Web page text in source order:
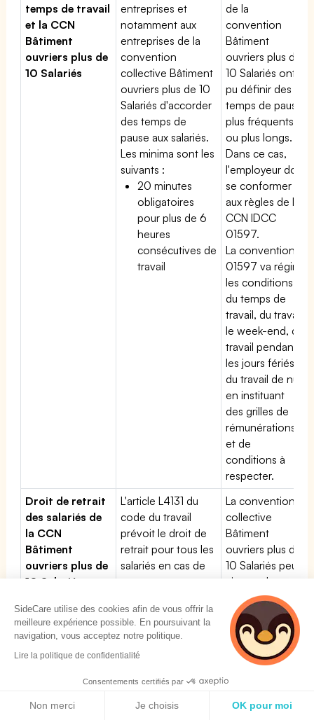
temps de travail
et la CCN
Bâtiment
ouvriers plus de
10 Salariés
entreprises et
notamment aux
entreprises de la
convention
collective Bâtiment
ouvriers plus de 10
Salariés d'accorder
des temps de
pause aux salariés.
Les minima sont les
suivants :
20 minutes
obligatoires
pour plus de 6
heures
consécutives de
travail
de la
convention
Bâtiment
ouvriers plus de
10 Salariés ont
pu définir des
temps de pause
plus fréquents
ou plus longs.
Dans ce cas,
l'employeur doit
se conformer
aux règles de la
CCN IDCC
01597.
La convention
01597 va régir
les conditions
du temps de
travail, du travail
le week-end, du
travail pendant
les jours fériés,
du travail de nuit
en instituant
des grilles de
rémunérations
et de
conditions à
respecter.
Droit de retrait
des salariés de
la CCN
Bâtiment
ouvriers plus de
10 Salariés
L'article L4131 du
code du travail
prévoit le droit de
retrait pour tous les
salariés en cas de
La convention
collective
Bâtiment
ouvriers plus de
10 Salariés peut
ajouter des
dispositions
particulières en
plus du droit du
travail sur ce
point.
SideCare utilise des cookies afin de vous offrir la
meilleure expérience possible. En poursuivant la
navigation, vous acceptez notre politique.
Lire la politique de confidentialité
Consentements certifiés par
Non merci Je choisis OK pour moi